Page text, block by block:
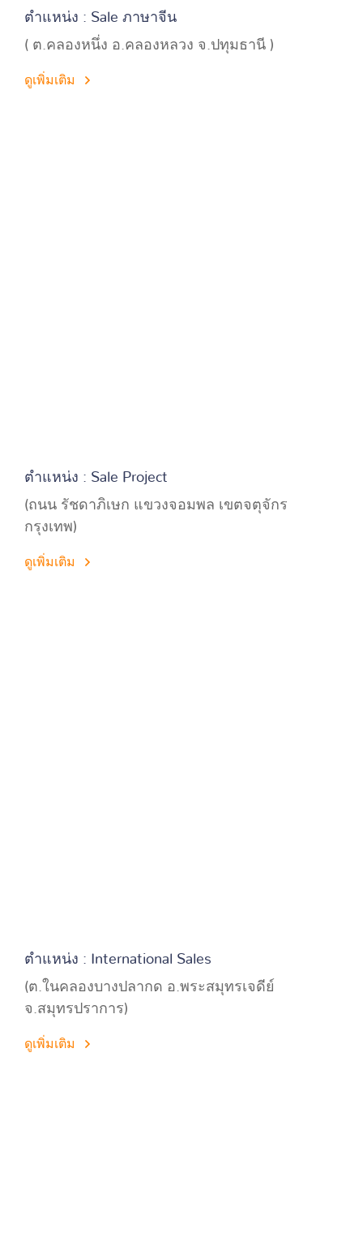
ตำแหน่ง : Sale ภาษาจีน
( ต.คลองหนึ่ง อ.คลองหลวง จ.ปทุมธานี )
ดูเพิ่มเติม
ตำแหน่ง : Sale Project
(ถนน รัชดาภิเษก แขวงจอมพล เขตจตุจักร
กรุงเทพ)
ดูเพิ่มเติม
ตำแหน่ง : International Sales
(ต.ในคลองบางปลากด อ.พระสมุทรเจดีย์
จ.สมุทรปราการ)
ดูเพิ่มเติม